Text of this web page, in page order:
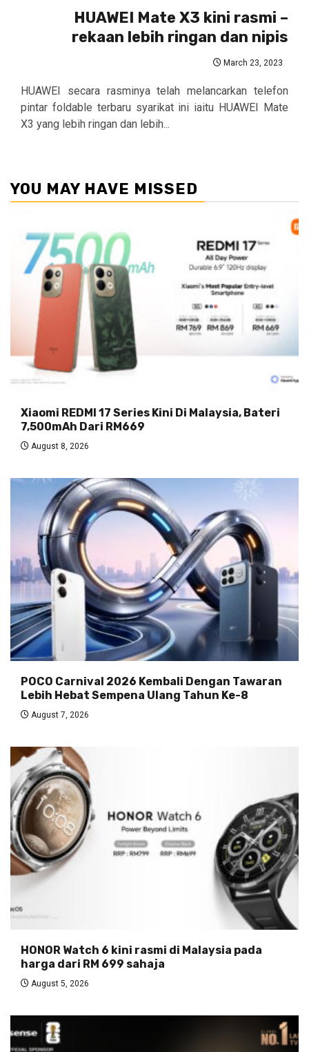
HUAWEI Mate X3 kini rasmi –
rekaan lebih ringan dan nipis
March 23, 2023
HUAWEI secara rasminya telah melancarkan telefon
pintar foldable terbaru syarikat ini iaitu HUAWEI Mate
X3 yang lebih ringan dan lebih...
YOU MAY HAVE MISSED
Xiaomi REDMI 17 Series Kini Di Malaysia, Bateri
7,500mAh Dari RM669
August 8, 2026
POCO Carnival 2026 Kembali Dengan Tawaran
Lebih Hebat Sempena Ulang Tahun Ke-8
August 7, 2026
HONOR Watch 6 kini rasmi di Malaysia pada
harga dari RM 699 sahaja
August 5, 2026